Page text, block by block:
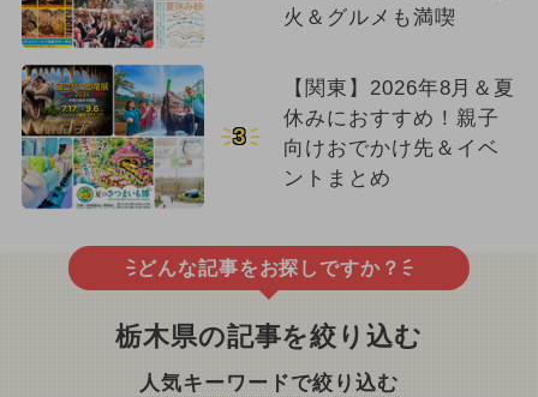
火＆グルメも満喫
3
【関東】2026年8月＆夏
休みにおすすめ！親子
向けおでかけ先＆イベ
ントまとめ
どんな記事をお探しですか？
栃木県の記事を絞り込む
人気キーワードで絞り込む